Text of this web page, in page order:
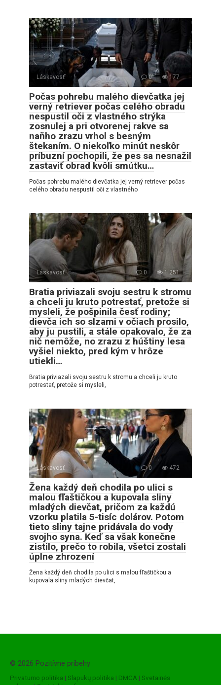
Láskavosť 0 177
Počas pohrebu malého dievčatka jej
verný retriever počas celého obradu
nespustil oči z vlastného strýka
zosnulej a pri otvorenej rakve sa
naňho zrazu vrhol s besným
štekaním. O niekoľko minút neskôr
príbuzní pochopili, že pes sa nesnažil
zastaviť obrad kvôli smútku…
Počas pohrebu malého dievčatka jej verný retriever počas
celého obradu nespustil oči z vlastného
Láskavosť 0 1 251
Bratia priviazali svoju sestru k stromu
a chceli ju kruto potrestať, pretože si
mysleli, že pošpinila česť rodiny;
dievča ich so slzami v očiach prosilo,
aby ju pustili, a stále opakovalo, že za
nič nemôže, no zrazu z húštiny lesa
vyšiel niekto, pred kým v hrôze
utiekli…
Bratia priviazali svoju sestru k stromu a chceli ju kruto
potrestať, pretože si mysleli,
Láskavosť 0 472
Žena každý deň chodila po ulici s
malou fľaštičkou a kupovala sliny
mladých dievčat, pričom za každú
vzorku platila 5-tisíc dolárov. Potom
tieto sliny tajne pridávala do vody
svojho syna. Keď sa však konečne
zistilo, prečo to robila, všetci zostali
úplne zhrození
Žena každý deň chodila po ulici s malou fľaštičkou a
kupovala sliny mladých dievčat,
© 2026 Pozitívne príbehy
Privatumo politika | Slapukų politika | DMCA | Svetainės